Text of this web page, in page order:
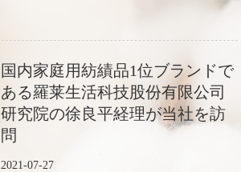
国内家庭用紡績品1位ブランドで
ある羅莱生活科技股份有限公司
研究院の徐良平経理が当社を訪
問
2021-07-27